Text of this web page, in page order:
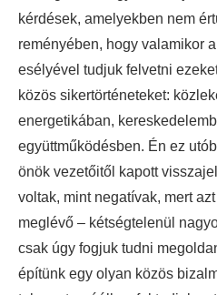
kérdések, amelyekben nem
reményében, hogy valamikor
esélyével tudjuk felvetni
közös sikertörténeteket:
energetikában,
együttműködésben. Én ez
önök vezetőitől kapott
voltak, mint negatívak, mert
meglévő – kétségtelenül
csak úgy fogjuk tudni
építünk egy olyan közös